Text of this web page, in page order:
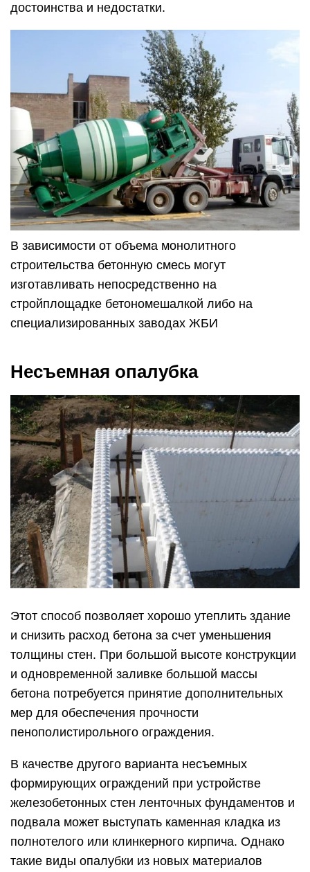
достоинства и недостатки.
В зависимости от объема монолитного
строительства бетонную смесь могут
изготавливать непосредственно на
стройплощадке бетономешалкой либо на
специализированных заводах ЖБИ
Несъемная опалубка
Этот способ позволяет хорошо утеплить здание
и снизить расход бетона за счет уменьшения
толщины стен. При большой высоте конструкции
и одновременной заливке большой массы
бетона потребуется принятие дополнительных
мер для обеспечения прочности
пенополистирольного ограждения.
В качестве другого варианта несъемных
формирующих ограждений при устройстве
железобетонных стен ленточных фундаментов и
подвала может выступать каменная кладка из
полнотелого или клинкерного кирпича. Однако
такие виды опалубки из новых материалов